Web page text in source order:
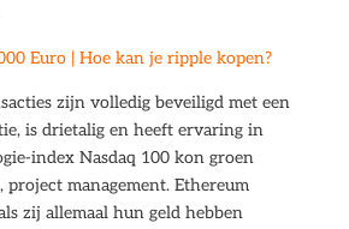
Euro | Hoe kan je ripple kopen?
zijn volledig beveiligd met een
is drietalig en heeft ervaring in
index Nasdaq 100 kon groen
project management. Ethereum
zij allemaal hun geld hebben